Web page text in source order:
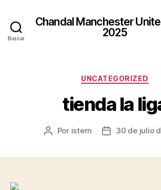
Buscar
Chandal Manchester
2025
Categorías
UNCATEGORIZED
tienda la
Autor
Por istern
Fecha30 de julio